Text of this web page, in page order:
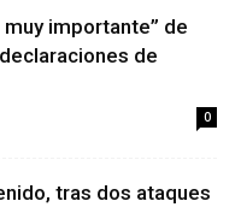
importante” de
de
0
tras dos ataques